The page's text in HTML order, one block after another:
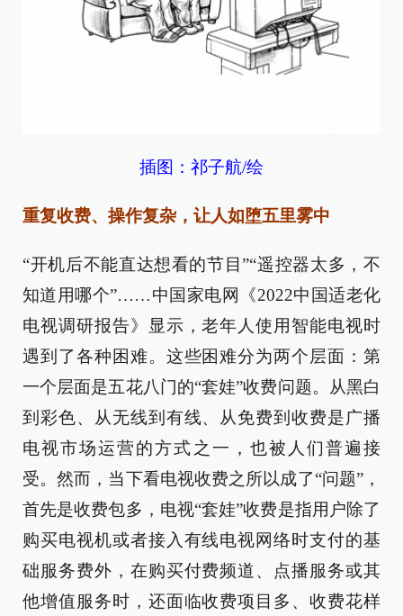
插图：祁子航/绘
重复收费、操作复杂，让人如堕五里雾中
“开机后不能直达想看的节目”“遥控器太多，不
知道用哪个”……中国家电网《2022中国适老化
电视调研报告》显示，老年人使用智能电视时
遇到了各种困难。这些困难分为两个层面：第
一个层面是五花八门的“套娃”收费问题。从黑白
到彩色、从无线到有线、从免费到收费是广播
电视市场运营的方式之一，也被人们普遍接
受。然而，当下看电视收费之所以成了“问题”，
首先是收费包多，电视“套娃”收费是指用户除了
购买电视机或者接入有线电视网络时支付的基
础服务费外，在购买付费频道、点播服务或其
他增值服务时，还面临收费项目多、收费花样